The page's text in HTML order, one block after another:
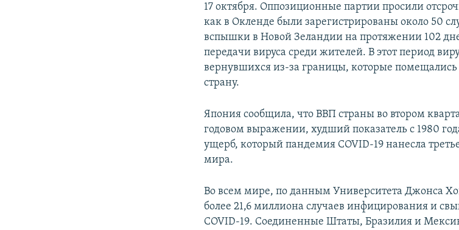
17 октября. Оппозиционные партии просили
как в Окленде были зарегистрированы около 50
вспышки в Новой Зеландии на протяжении 102
передачи вируса среди жителей. В этот период
вернувшихся из-за границы, которые помещались
страну.
Япония сообщила, что ВВП страны во втором
годовом выражении, худший показатель с 1980
ущерб, который пандемия COVID-19 нанесла
мира.
Во всем мире, по данным Университета Джонса
более 21,6 миллиона случаев инфицирования и
COVID-19. Соединенные Штаты, Бразилия и